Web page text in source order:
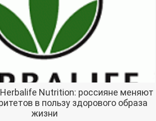
Nutrition: россияне меняют
в пользу здорового образа
жизни